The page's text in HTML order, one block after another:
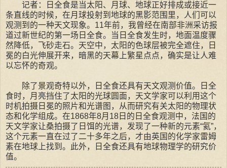
记者：日全食是当太阳、月球、地球正好排成或接近一
条直线的时候，在月球投射到地球的黑影范围里，人们可以
观测到的一种天文现象。11年前，我曾经在南部非洲采访报
道过新世纪的第一场日全食。当日全食发生时，地面温度骤
然降低，飞砂走石。天空中，太阳的色球层被完全遮住，日
冕的白光伸展开来，暗黑的天幕上繁星点点，确实是让人难
以忘怀的奇观。
除了景观奇特以外，日全食还具有天文观测价值。日全
食时，月亮挡住了太阳的光球圆面，天文学家可以利用这个
时机拍摄日冕的照片和光谱图，从而研究有关太阳的物理状
态和化学组成。在1868年8月18日的日全食观测中，法国的
天文学家让桑拍摄了日饵的光谱，发现了一种新的元素“氦”，
这个元素一直在过了二十多年之后，才由英国的化学家雷姆
素在地球上找到。此外，日全食还具有地球物理学的研究价
值。